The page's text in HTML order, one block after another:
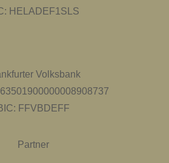
HELADEF1SLS
Volksbank
FFVBDEFF
Partner